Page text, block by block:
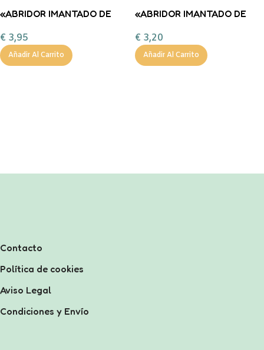
«ABRIDOR IMANTADO DE
«»Detalle eventos +
cantidades»10-20 U
€ 3,95
Añadir Al Carrito
«ABRIDOR IMANTADO DE
«»Detalle eventos +
cantidades»» – +50
€ 3,20
Añadir Al Carrito
Contacto
Política de cookies
Aviso Legal
Condiciones y Envío